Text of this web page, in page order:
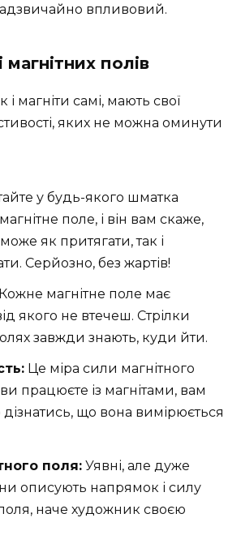
впливовий.
магнітних полів
і магніти самі, мають свої
яких не можна оминути
у будь-якого шматка
поле, і він вам скаже,
як притягати, так і
Серйозно, без жартів!
Кожне магнітне поле має
якого не втечеш. Стрілки
завжди знають, куди йти.
Це міра сили магнітного
працюєте із магнітами, вам
дізнатись, що вона вимірюється
поля: Уявні, але дуже
описують напрямок і силу
наче художник своєю